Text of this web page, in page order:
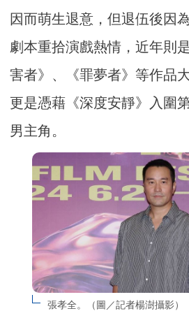
因而萌生退意，但退伍後因
劇本重拾演戲熱情，近年則
害者》、《罪夢者》等作品
更是憑藉《深度安靜》入圍
男主角。
張孝全。（圖／記者楊澍攝影）